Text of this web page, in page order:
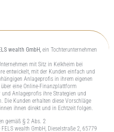
wealth GmbH, ein Tochterunternehmen
mit Sitz in Kelkheim bei
entwickelt, mit der Kunden einfach und
Anlageprofis in ihrem eigenen
eine Online-Finanzplattform
Anlageprofis ihre Strategien und
Die Kunden erhalten diese Vorschläge
ihnen direkt und in Echtzeit folgen.
gemäß § 2 Abs. 2
wealth GmbH, Dieselstraße 2, 65779